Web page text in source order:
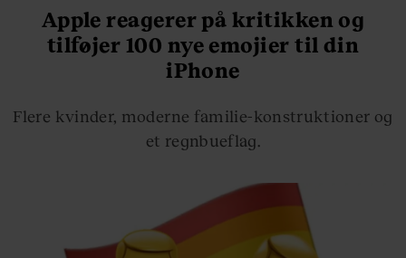
Apple reagerer på kritikken og
tilføjer 100 nye emojier til din
iPhone
Flere kvinder, moderne familie-konstruktioner og
et regnbueflag.